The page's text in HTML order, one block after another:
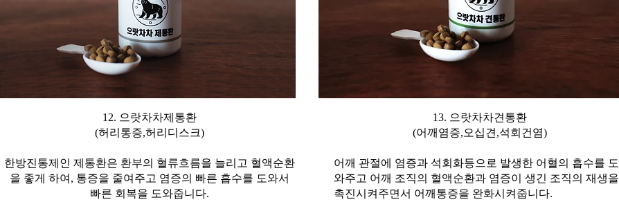
12. 으랏차차제통환
(허리통증,허리디스크)
한방진통제인 제통환은 환부의 혈류흐름을 늘리고 혈액순환
을 좋게 하여, 통증을 줄여주고 염증의 빠른 흡수를 도와서
빠른 회복을 도와줍니다.
13. 으랏차차견통환
(어깨염증,오십견,석회건염)
어깨 관절에 염증과 석회화등으로 발생한 어혈의 흡수를 도
와주고 어깨 조직의 혈액순환과 염증이 생긴 조직의 재생을
촉진시켜주면서 어깨통증을 완화시켜줍니다.